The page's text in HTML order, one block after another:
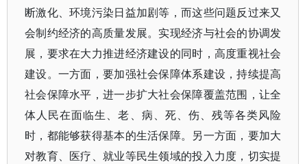
断激化、环境污染日益加剧等，而这些问题反过来又
会制约经济的高质量发展。实现经济与社会的协调发
展，要求在大力推进经济建设的同时，高度重视社会
建设。一方面，要加强社会保障体系建设，持续提高
社会保障水平，进一步扩大社会保障覆盖范围，让全
体人民在面临生、老、病、死、伤、残等各类风险
时，都能够获得基本的生活保障。另一方面，要加大
对教育、医疗、就业等民生领域的投入力度，切实提